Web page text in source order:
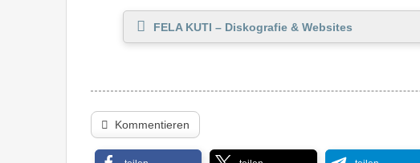
FELA KUTI – Diskografie & Websites
Kommentieren